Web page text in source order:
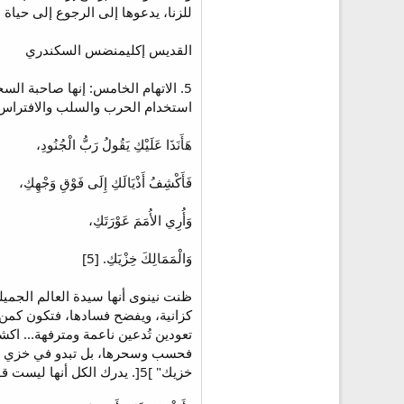
للزنا، يدعوها إلى الرجوع إلى
القديس إكليمنضس السكندري
5. الاتهام الخامس: إنها صاحبة
استخدام الحرب والسلب
هَأَنَذَا عَلَيْكِ يَقُولُ رَبُّ الْجُنُودِ،
فَأَكْشِفُ أَذْيَالَكِ إِلَى فَوْقِ وَجْهِكِ،
وَأُرِي الأُمَمَ عَوْرَتَكِ،
وَالْمَمَالِكَ خِزْيَكِ. [5]
ظنت نينوى أنها سيدة العالم
كزانية، ويفضح فسادها، فتكون
فحسب وسحرها، بل تبدو في خزي
خزيك" ]5[. يدرك الكل أنها ليست قوية ولا سيدة العالم كما كانت تزعم.